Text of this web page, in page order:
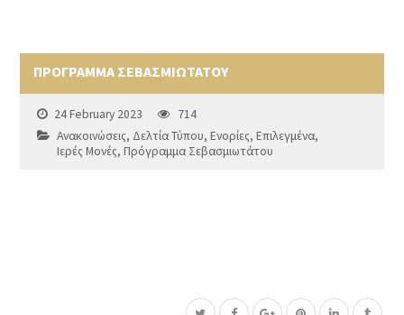
ΠΡΟΓΡΑΜΜΑ ΣΕΒΑΣΜΙΩΤΑΤΟΥ
24 February 2023
714
Ανακοινώσεις, Δελτία Τύπου,Ενορίες,Επιλεγμένα,
Ιερές Μονές,Πρόγραμμα Σεβασμιωτάτου